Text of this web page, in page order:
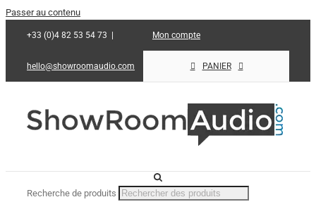
Passer au contenu
+33 (0)4 82 53 54 73
hello@showroomaudio.com
Mon compte
PANIER
Recherche de produits